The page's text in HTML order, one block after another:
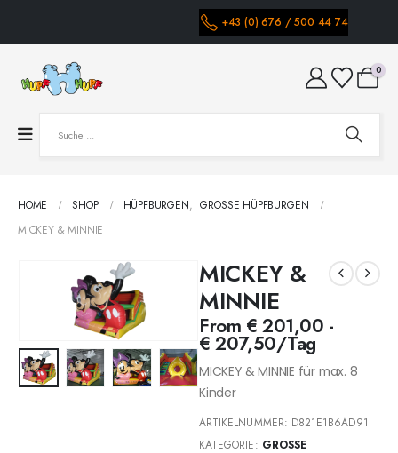
+43 (0) 676 / 500 44 74
0
HOME SHOP HÜPFBURGEN, GROSSE HÜPFBURGEN
MICKEY & MINNIE
MICKEY &
MINNIE
From € 201,00 -
€ 207,50/Tag
MICKEY & MINNIE für max. 8
Kinder
ARTIKELNUMMER: D821E1B6AD91
KATEGORIE: GROSSE H